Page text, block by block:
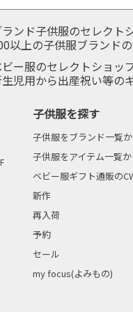
ランド子供服のセレクト
以上の子供服ブランドの
ー服のセレクトショップ
児用から出産祝い等の
子供服を探す
子供服をブランド一覧
子供服をアイテム一覧
ベビー服ギフト通販の
新作
再入荷
予約
セール
my focus(よみもの)